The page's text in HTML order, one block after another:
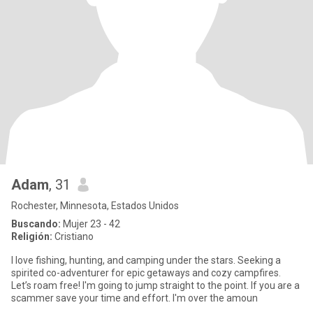
Adam, 31
Rochester, Minnesota, Estados Unidos
Buscando: Mujer 23 - 42
Religión: Cristiano
I love fishing, hunting, and camping under the stars. Seeking a
spirited co-adventurer for epic getaways and cozy campfires.
Let’s roam free! I'm going to jump straight to the point. If you are a
scammer save your time and effort. I'm over the amoun